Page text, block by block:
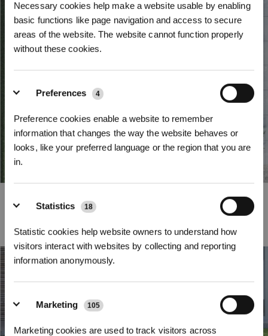
Necessary cookies help make a website usable by enabling
basic functions like page navigation and access to secure
areas of the website. The website cannot function properly
without these cookies.
Preferences 4
Preference cookies enable a website to remember
information that changes the way the website behaves or
looks, like your preferred language or the region that you are
in.
Statistics 18
Statistic cookies help website owners to understand how
visitors interact with websites by collecting and reporting
information anonymously.
Marketing 105
Marketing cookies are used to track visitors across
Pianificazione dei percorsi efficiente
Con algoritmi avanzati, il sistema di GOAT traccia automaticamente i percorsi
di falciatura più ottimali. Si adatta alla forma del prato, ottimizzando la
copertura e riducendo curve e sovrapposizioni inutili.
Iscriviti per vincere